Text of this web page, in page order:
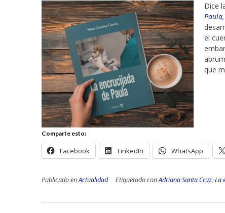
Dice
Paula,
el
que
Comparte esto:
Facebook LinkedIn WhatsApp
Publicado enActualidad Etiquetado conAdriana Santa Cruz, La